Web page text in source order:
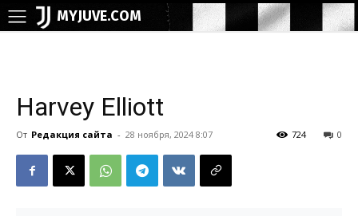
MYJUVE.COM
Harvey Elliott
От Редакция сайта - 28 ноября, 2024 8:07 0
724